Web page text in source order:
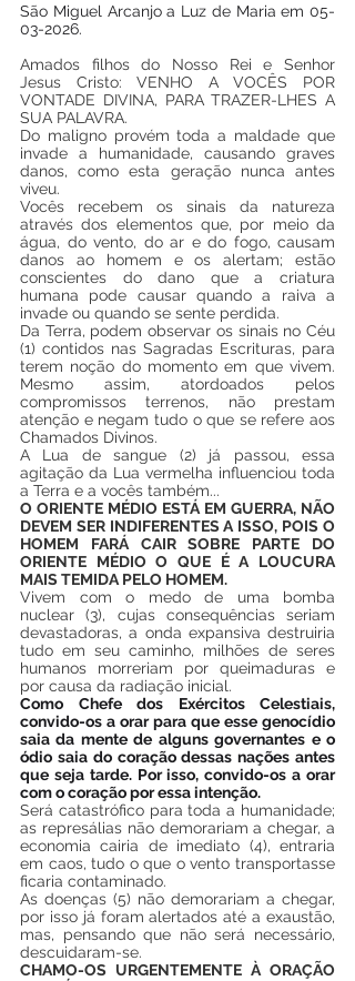
São Miguel Arcanjo a Luz de Maria em 05-
03-2026.
Amados filhos do Nosso Rei e Senhor
Jesus Cristo: VENHO A VOCÊS POR
VONTADE DIVINA, PARA TRAZER-LHES A
SUA PALAVRA.
Do maligno provém toda a maldade que
invade a humanidade, causando graves
danos, como esta geração nunca antes
viveu.
Vocês recebem os sinais da natureza
através dos elementos que, por meio da
água, do vento, do ar e do fogo, causam
danos ao homem e os alertam; estão
conscientes do dano que a criatura
humana pode causar quando a raiva a
invade ou quando se sente perdida.
Da Terra, podem observar os sinais no Céu
(1) contidos nas Sagradas Escrituras, para
terem noção do momento em que vivem.
Mesmo assim, atordoados pelos
compromissos terrenos, não prestam
atenção e negam tudo o que se refere aos
Chamados Divinos.
A Lua de sangue (2) já passou, essa
agitação da Lua vermelha influenciou toda
a Terra e a vocês também...
O ORIENTE MÉDIO ESTÁ EM GUERRA, NÃO
DEVEM SER INDIFERENTES A ISSO, POIS O
HOMEM FARÁ CAIR SOBRE PARTE DO
ORIENTE MÉDIO O QUE É A LOUCURA
MAIS TEMIDA PELO HOMEM.
Vivem com o medo de uma bomba
nuclear (3), cujas consequências seriam
devastadoras, a onda expansiva destruiria
tudo em seu caminho, milhões de seres
humanos morreriam por queimaduras e
por causa da radiação inicial.
Como Chefe dos Exércitos Celestiais,
convido-os a orar para que esse genocídio
saia da mente de alguns governantes e o
ódio saia do coração dessas nações antes
que seja tarde. Por isso, convido-os a orar
com o coração por essa intenção.
Será catastrófico para toda a humanidade;
as represálias não demorariam a chegar, a
economia cairia de imediato (4), entraria
em caos, tudo o que o vento transportasse
ficaria contaminado.
As doenças (5) não demorariam a chegar,
por isso já foram alertados até a exaustão,
mas, pensando que não será necessário,
descuidaram-se.
CHAMO-OS URGENTEMENTE À ORAÇÃO